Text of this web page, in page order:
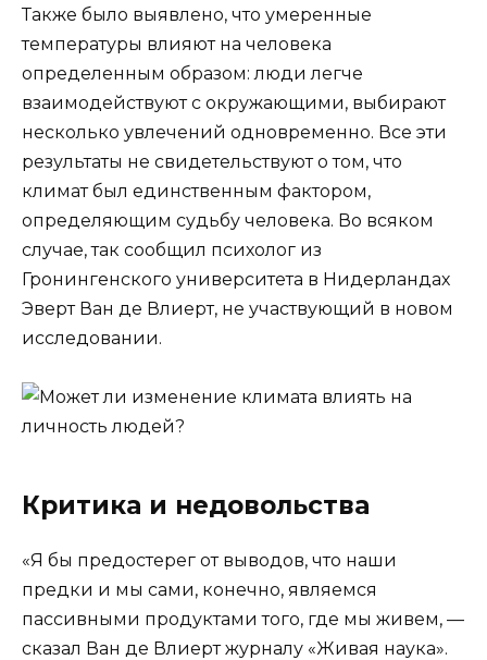
Также было выявлено, что умеренные
температуры влияют на человека
определенным образом: люди легче
взаимодействуют с окружающими, выбирают
несколько увлечений одновременно. Все эти
результаты не свидетельствуют о том, что
климат был единственным фактором,
определяющим судьбу человека. Во всяком
случае, так сообщил психолог из
Гронингенского университета в Нидерландах
Эверт Ван де Влиерт, не участвующий в новом
исследовании.
Критика и недовольства
«Я бы предостерег от выводов, что наши
предки и мы сами, конечно, являемся
пассивными продуктами того, где мы живем, —
сказал Ван де Влиерт журналу «Живая наука».